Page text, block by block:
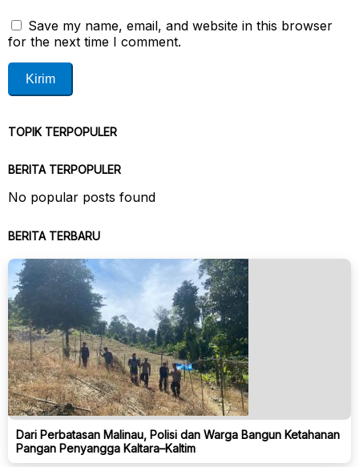
Save my name, email, and website in this browser
for the next time I comment.
TOPIK TERPOPULER
BERITA TERPOPULER
No popular posts found
BERITA TERBARU
Dari Perbatasan Malinau, Polisi dan Warga Bangun Ketahanan
Pangan Penyangga Kaltara–Kaltim